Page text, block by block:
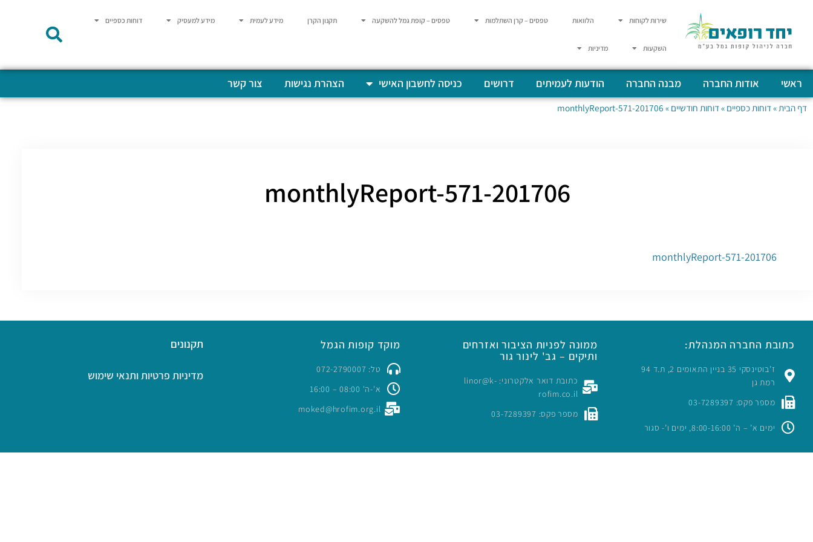
שירות לקוחות הלוואות טפסים – קרן השתלמות טפסים – קופת גמל להשקעה תקנון הקרן מידע לעמית מידע למעסיק דוחות כספיים
השקעות מדיניות
ראשי אודות החברה מבנה החברה הודעות לעמיתים דרושים כניסה לחשבון האישי הצהרת נגישות צור קשר
דף הבית »דוחות כספיים »דוחות חודשיים »
201706-monthlyReport-571
201706-monthlyReport-571
201706-monthlyReport-571
כתובת החברה המנהלת:
ז’בוטינסקי 35 בניין התאומים 2, ת.ד 94
רמת גן
מספר פקס: 03-7289397
ימים א’ – ה’ 8:00-16:00, ימים ו’- סגור
ממונה לפניות הציבור ואזרחים
ותיקים – גב' לינור גור
כתובת דואר אלקטרוני: linor@k-
rofim.co.il
מספר פקס: 03-7289397
מוקד קופות הגמל
טל: 072-2790007
א'-ה' 08:00 – 16:00
moked@hrofim.org.il
תקנונים
מדיניות פרטיות ותנאי שימוש